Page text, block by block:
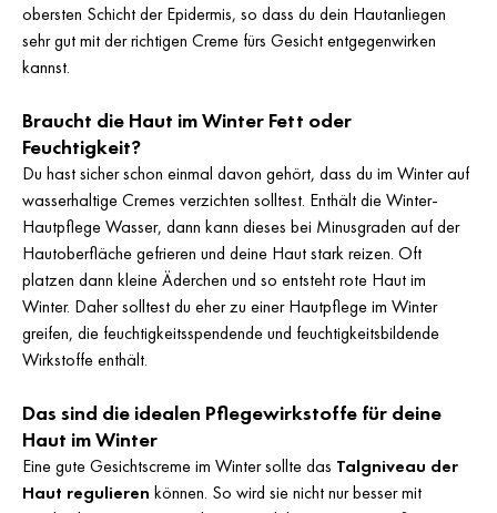
obersten Schicht der Epidermis, so dass du dein Hautanliegen
sehr gut mit der richtigen Creme fürs Gesicht entgegenwirken
kannst.
Braucht die Haut im Winter Fett oder
Feuchtigkeit?
Du hast sicher schon einmal davon gehört, dass du im Winter auf
wasserhaltige Cremes verzichten solltest. Enthält die Winter-
Hautpflege Wasser, dann kann dieses bei Minusgraden auf der
Hautoberfläche gefrieren und deine Haut stark reizen. Oft
platzen dann kleine Äderchen und so entsteht rote Haut im
Winter. Daher solltest du eher zu einer Hautpflege im Winter
greifen, die feuchtigkeitsspendende und feuchtigkeitsbildende
Wirkstoffe enthält.
Das sind die idealen Pflegewirkstoffe für deine
Haut im Winter
Eine gute Gesichtscreme im Winter sollte das Talgniveau der
Haut regulieren können. So wird sie nicht nur besser mit